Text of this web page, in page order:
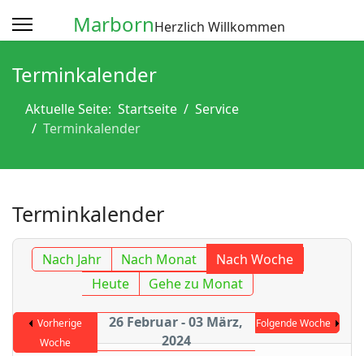
MarbornHerzlich Willkommen
Terminkalender
Aktuelle Seite: Startseite
Service
Terminkalender
Terminkalender
Nach Jahr Nach Monat
Nach Woche
Heute
Gehe zu Monat
Vorherige
Woche
26 Februar - 03 März,
2024
Folgende Woche